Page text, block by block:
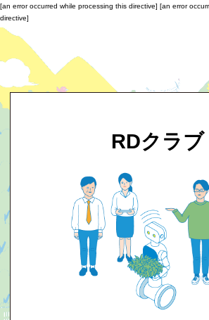
[an error occurred while processing this directive] [an error
directive]
RDクラブ